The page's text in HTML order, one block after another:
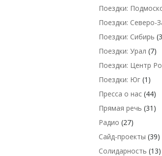
Поездки:
Поездки: Северо-
Поездки: Сибирь
Поездки: Урал (7)
Поездки: Центр
Поездки: Юг (1)
Пресса о нас (44)
Прямая речь (31)
Радио (27)
Сайд-проекты (39)
Солидарность (13)